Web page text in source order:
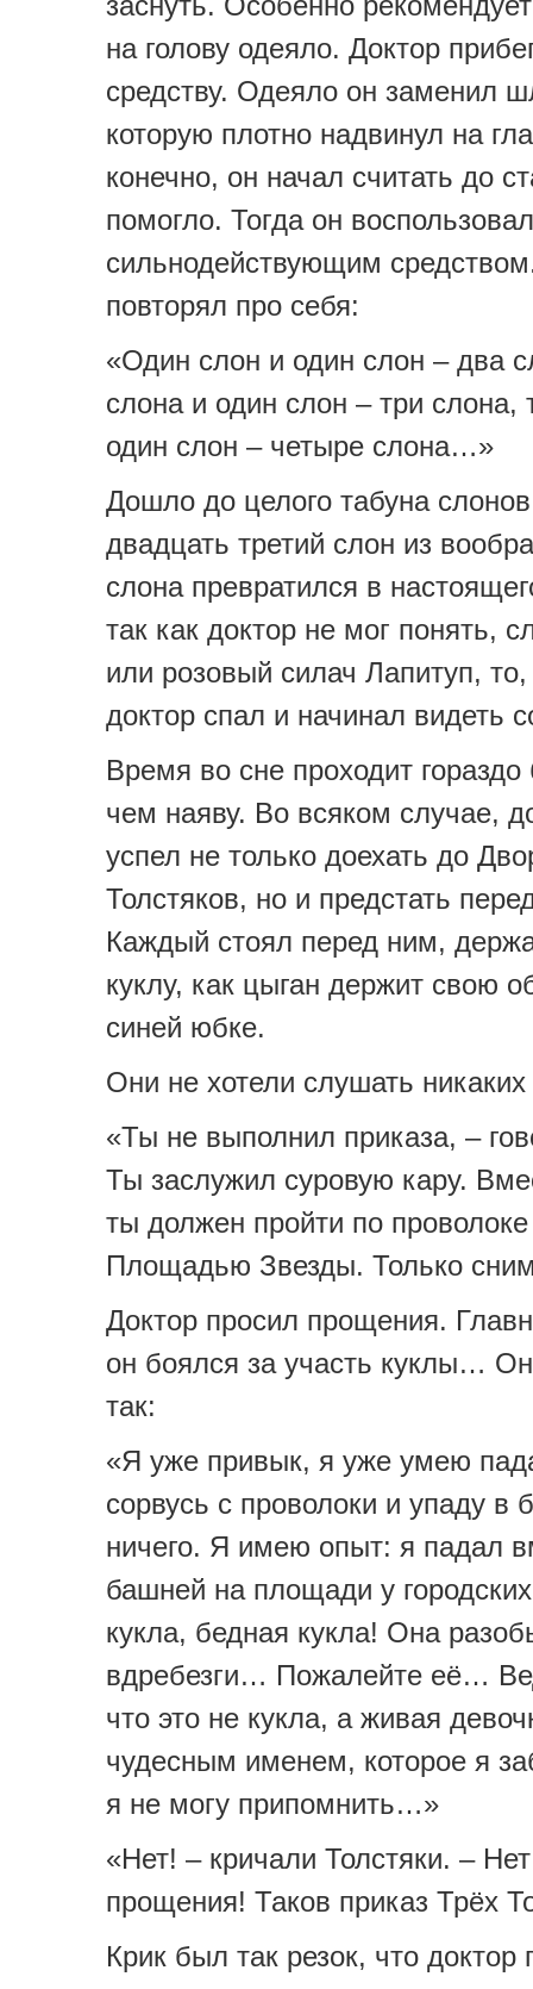
на голову одеяло. Доктор
средству. Одеяло он заменил
которую плотно надвинул на
конечно, он начал считать до
помогло. Тогда он
сильнодействующим
повторял про себя:
«Один слон и один слон – два
слона и один слон – три слона,
один слон – четыре слона…»
Дошло до целого табуна
двадцать третий слон из
слона превратился в
так как доктор не мог понять,
или розовый силач Лапитуп,
доктор спал и начинал видеть
Время во сне проходит
чем наяву. Во всяком случае,
успел не только доехать до
Толстяков, но и предстать
Каждый стоял перед ним,
куклу, как цыган держит свою
синей юбке.
Они не хотели слушать
«Ты не выполнил приказа, –
Ты заслужил суровую кару.
ты должен пройти по
Площадью Звезды. Только
Доктор просил прощения.
он боялся за участь куклы…
так:
«Я уже привык, я уже умею
сорвусь с проволоки и упаду в
ничего. Я имею опыт: я падал
башней на площади у
кукла, бедная кукла! Она
вдребезги… Пожалейте её…
что это не кукла, а живая
чудесным именем, которое я
я не могу припомнить…»
«Нет! – кричали Толстяки. –
прощения! Таков приказ Трёх
Крик был так резок, что доктор